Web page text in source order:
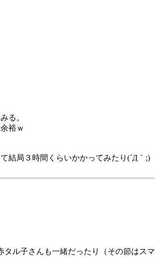
る。
裕ｗ
結局３時間くらいかかってみたり(´Д｀;)
タル子さんも一緒だったり（その節はスマ